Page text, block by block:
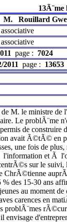
M. Rouillard
page : 7024
2011 page : 13653
M. le ministre
Le problÃ¨me
de
avait Ã©tÃ© en
une fois de
et Ã
sur le
des 15-30 ans
au moment
carences en
problÃ¨mes
envisage